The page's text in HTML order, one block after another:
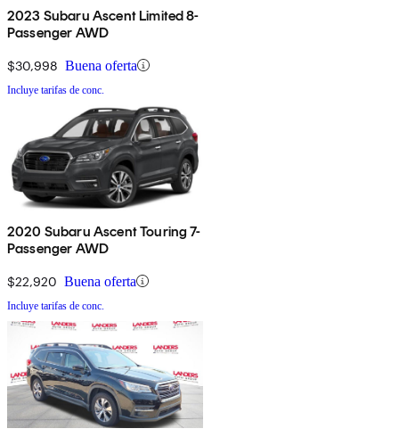
2023 Subaru Ascent Limited 8-
Passenger AWD
$30,998 Buena oferta
Incluye tarifas de conc.
2020 Subaru Ascent Touring 7-
Passenger AWD
$22,920 Buena oferta
Incluye tarifas de conc.